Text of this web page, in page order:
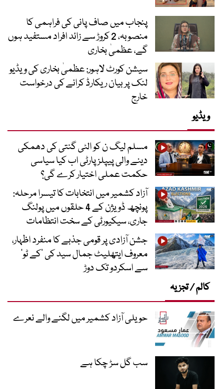
پنجاب میں صاف پانی کی فراہمی کا
منصوبہ، 2 کروڑ سے زائد افراد مستفید ہوں
گے، عظمیٰ بخاری
سیشن کورٹ لاہور: عظمیٰ بخاری کی ویڈیو
لنک پر بیان ریکارڈ کرانے کی درخواست
خارج
ویڈیو
مسلم لیگ ن کو الٹی گنتی کی دھمکی
دینے والی پیپلز پارٹی اب کیا سیاسی
حکمت عملی اختیار کرے گی؟
آزاد کشمیر میں انتخابات کا تیسرا مرحلہ:
پونچھ ڈویژن کے 4 حلقوں میں پولنگ
جاری، سیکیورٹی کے سخت انتظامات
جشن آزادی پر قومی جذبے کا منفرد اظہار،
معروف ایتھلیٹ جمال سید کی ’کے ٹو‘
سے اسکردو تک دوڑ
کالم / تجزیہ
حویلی آزاد کشمیر میں لگنے والے نعرے
سب گل سڑ چکا ہے